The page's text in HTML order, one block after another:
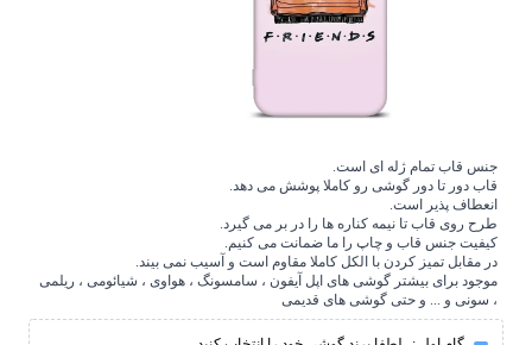
جنس قاب تمام ژله ای است.
قاب دور تا دور گوشی رو کاملا پوشش می دهد.
انعطاف پذیر است.
طرح روی قاب تا نیمه کناره ها را در بر می گیرد.
کیفیت جنس قاب و چاپ را ما ضمانت می کنیم.
در مقابل تمیز کردن با الکل کاملا مقاوم است و آسیب نمی بیند.
موجود برای بیشتر گوشی های اپل آیفون ، سامسونگ ، هواوی ، شیائومی ، ریلمی
، سونی و ... و حتی گوشی های قدیمی